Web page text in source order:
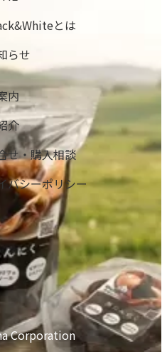
とは
らせ
内
介
せ・購入相談
バシーポリシー
Corporation